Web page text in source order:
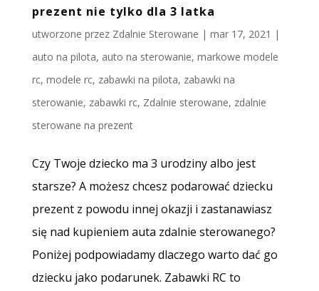
prezent nie tylko dla 3 latka
utworzone przez Zdalnie Sterowane | mar 17, 2021 |
auto na pilota, auto na sterowanie, markowe modele
rc, modele rc, zabawki na pilota, zabawki na
sterowanie, zabawki rc, Zdalnie sterowane, zdalnie
sterowane na prezent
Czy Twoje dziecko ma 3 urodziny albo jest
starsze? A możesz chcesz podarować dziecku
prezent z powodu innej okazji i zastanawiasz
się nad kupieniem auta zdalnie sterowanego?
Poniżej podpowiadamy dlaczego warto dać go
dziecku jako podarunek. Zabawki RC to